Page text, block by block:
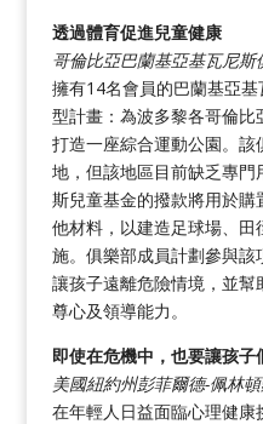
透過體育促進兒童健康
哥倫比亞巴蘭基亞基瓦尼斯
擁有14名會員的巴蘭基亞
型計畫：為波多黎各哥倫
打造一座綜合運動公園。
地，但該地區目前缺乏專
斯兒童基金的撥款將用於
他材料，以建造足球場、
施。俱樂部成員計劃參與
讓孩子遠離危險情境，並
尊心及領導能力。
即使在危機中，也要讓孩子
美國紐約州彭菲爾德-佩林
在年輕人日益面臨心理健